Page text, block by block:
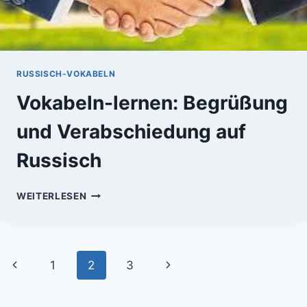
RUSSISCH-VOKABELN
Vokabeln-lernen: Begrüßung
und Verabschiedung auf
Russisch
WEITERLESEN VOKABELN-
ERABSCHIEDUNG A
UF R
USSISCH
Seitennavigation
Vorherige
1 2 3
Nächste